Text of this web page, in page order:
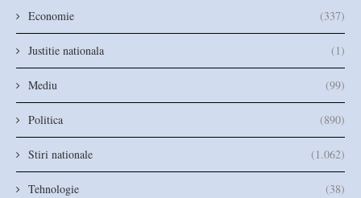
Economie (337)
Justitie nationala (1)
Mediu (99)
Politica (890)
Stiri nationale (1.062)
Tehnologie (38)